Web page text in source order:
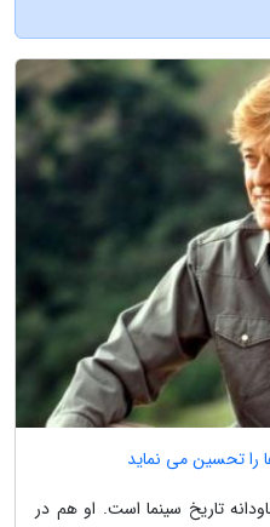
تاریخ سینما است. او هم در